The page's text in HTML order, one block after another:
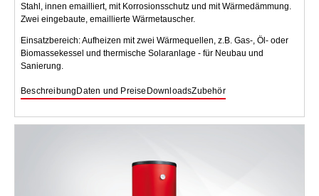
Stahl, innen emailliert, mit Korrosionsschutz und mit Wärmedämmung.
Zwei eingebaute, emaillierte Wärmetauscher.
Einsatzbereich: Aufheizen mit zwei Wärmequellen, z.B. Gas-, Öl- oder
Biomassekessel und thermische Solaranlage - für Neubau und
Sanierung.
Beschreibung Daten und Preise DownloadsZubehör